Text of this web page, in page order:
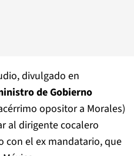
divulgado en
de Gobierno
opositor a Morales)
al dirigente cocalero
con el ex mandatario, que